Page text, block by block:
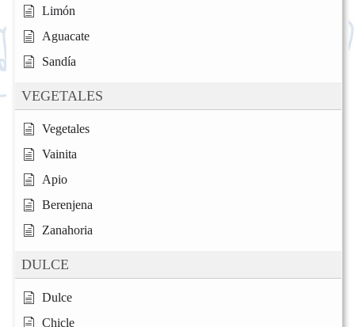
Limón
Aguacate
Sandía
VEGETALES
Vegetales
Vainita
Apio
Berenjena
Zanahoria
DULCE
Dulce
Chicle